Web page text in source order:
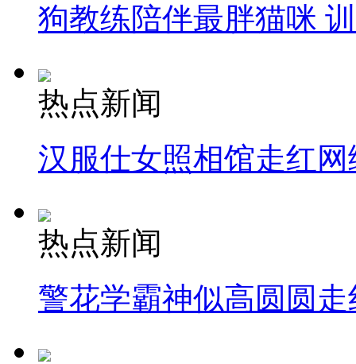
司机酒驾遇交警 急速倒车逃窜
狗教练陪伴最胖猫咪
热点新闻
汉服仕女照相馆走红网
热点新闻
警花学霸神似高圆圆走